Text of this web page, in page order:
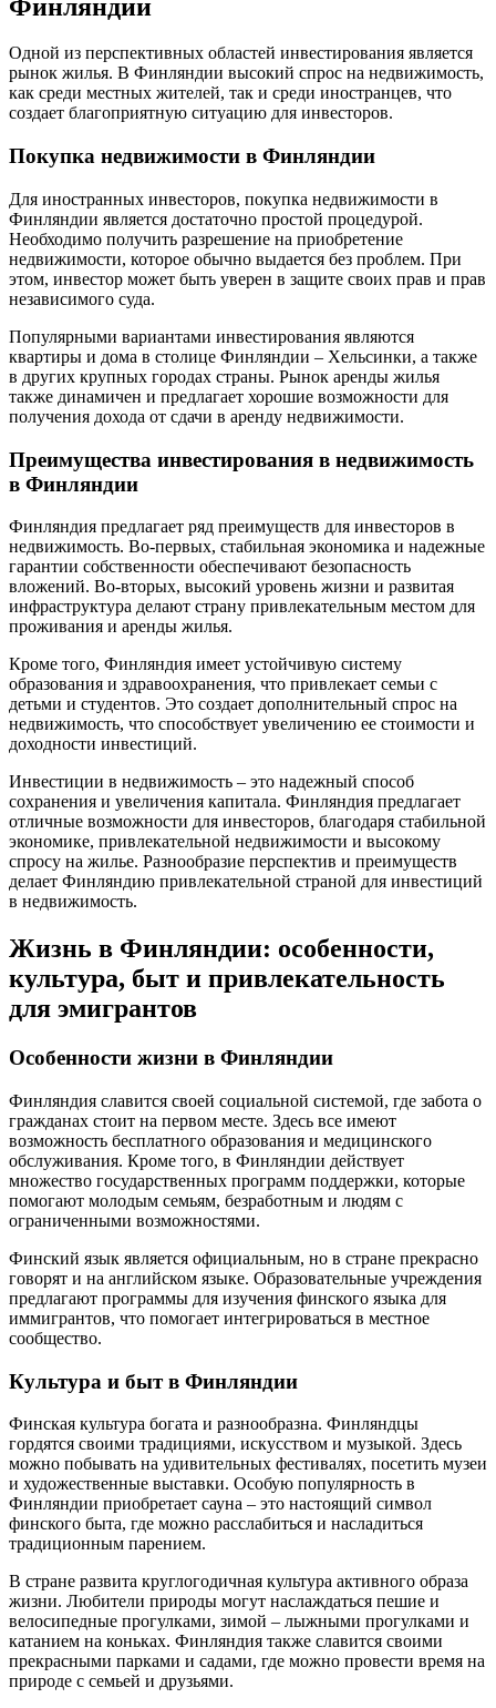
Финляндии
Одной из перспективных областей инвестирования является
рынок жилья. В Финляндии высокий спрос на недвижимость,
как среди местных жителей, так и среди иностранцев, что
создает благоприятную ситуацию для инвесторов.
Покупка недвижимости в Финляндии
Для иностранных инвесторов, покупка недвижимости в
Финляндии является достаточно простой процедурой.
Необходимо получить разрешение на приобретение
недвижимости, которое обычно выдается без проблем. При
этом, инвестор может быть уверен в защите своих прав и прав
независимого суда.
Популярными вариантами инвестирования являются
квартиры и дома в столице Финляндии – Хельсинки, а также
в других крупных городах страны. Рынок аренды жилья
также динамичен и предлагает хорошие возможности для
получения дохода от сдачи в аренду недвижимости.
Преимущества инвестирования в недвижимость
в Финляндии
Финляндия предлагает ряд преимуществ для инвесторов в
недвижимость. Во-первых, стабильная экономика и надежные
гарантии собственности обеспечивают безопасность
вложений. Во-вторых, высокий уровень жизни и развитая
инфраструктура делают страну привлекательным местом для
проживания и аренды жилья.
Кроме того, Финляндия имеет устойчивую систему
образования и здравоохранения, что привлекает семьи с
детьми и студентов. Это создает дополнительный спрос на
недвижимость, что способствует увеличению ее стоимости и
доходности инвестиций.
Инвестиции в недвижимость – это надежный способ
сохранения и увеличения капитала. Финляндия предлагает
отличные возможности для инвесторов, благодаря стабильной
экономике, привлекательной недвижимости и высокому
спросу на жилье. Разнообразие перспектив и преимуществ
делает Финляндию привлекательной страной для инвестиций
в недвижимость.
Жизнь в Финляндии: особенности,
культура, быт и привлекательность
для эмигрантов
Особенности жизни в Финляндии
Финляндия славится своей социальной системой, где забота о
гражданах стоит на первом месте. Здесь все имеют
возможность бесплатного образования и медицинского
обслуживания. Кроме того, в Финляндии действует
множество государственных программ поддержки, которые
помогают молодым семьям, безработным и людям с
ограниченными возможностями.
Финский язык является официальным, но в стране прекрасно
говорят и на английском языке. Образовательные учреждения
предлагают программы для изучения финского языка для
иммигрантов, что помогает интегрироваться в местное
сообщество.
Культура и быт в Финляндии
Финская культура богата и разнообразна. Финляндцы
гордятся своими традициями, искусством и музыкой. Здесь
можно побывать на удивительных фестивалях, посетить музеи
и художественные выставки. Особую популярность в
Финляндии приобретает сауна – это настоящий символ
финского быта, где можно расслабиться и насладиться
традиционным парением.
В стране развита круглогодичная культура активного образа
жизни. Любители природы могут наслаждаться пешие и
велосипедные прогулками, зимой – лыжными прогулками и
катанием на коньках. Финляндия также славится своими
прекрасными парками и садами, где можно провести время на
природе с семьей и друзьями.